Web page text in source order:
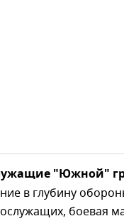
"Южной"
в глубину
боевая